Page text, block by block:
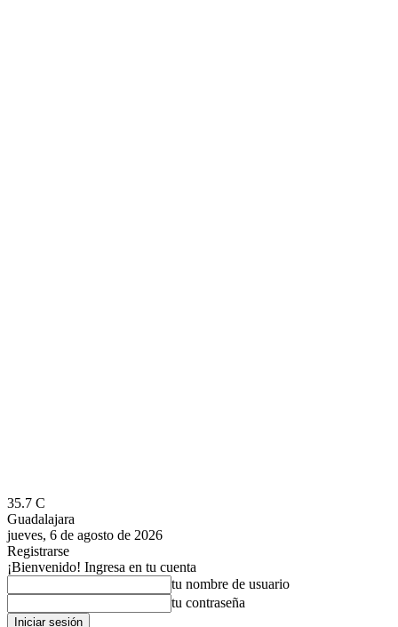
35.7 C
Guadalajara
jueves, 6 de agosto de 2026
Registrarse
¡Bienvenido! Ingresa en tu cuenta
tu nombre de usuario
tu contraseña